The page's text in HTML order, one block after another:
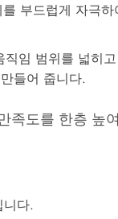
부드럽게 자극
임 범위를 넓히
들어 줍니다.
족도를 한층 높
다.